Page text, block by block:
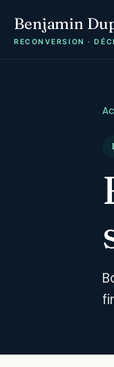
Benjamin
RECONVERSION ·